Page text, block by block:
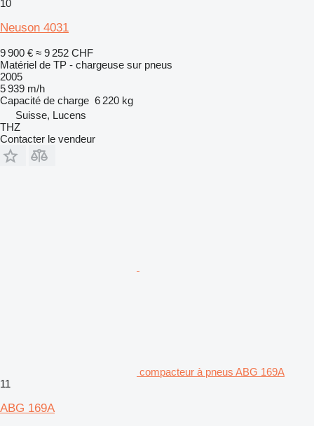
10
Neuson 4031
9 900 € ≈ 9 252 CHF
Matériel de TP - chargeuse sur pneus
2005
5 939 m/h
Capacité de charge 6 220 kg
Suisse, Lucens
THZ
Contacter le vendeur
compacteur à pneus ABG 169A
11
ABG 169A